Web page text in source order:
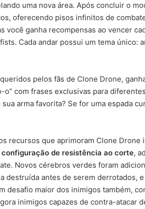
uma nova área. Após concluir o
oferecendo pisos infinitos de
você ganha recompensas ao vencer
Cada andar possui um tema único:
pelos fãs de Clone Drone,
com frases exclusivas para
arma favorita? Se for uma espada
recursos que aprimoram Clone Drone
configuração de resistência ao corte,
Novos cérebros verdes foram
destruída antes de serem derrotados,
desafio maior dos inimigos também,
inimigos capazes de contra-atacar